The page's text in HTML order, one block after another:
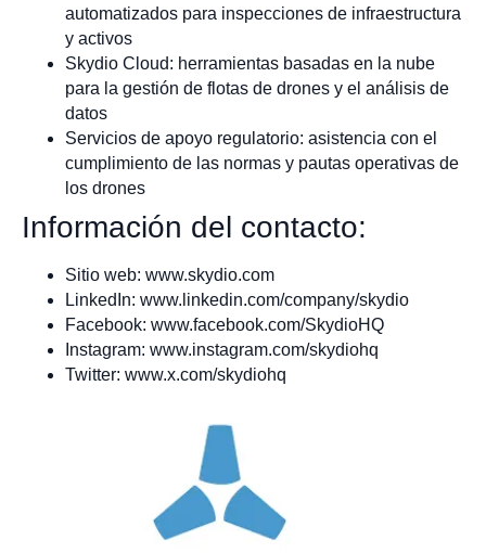
automatizados para inspecciones de infraestructura
y activos
Skydio Cloud: herramientas basadas en la nube
para la gestión de flotas de drones y el análisis de
datos
Servicios de apoyo regulatorio: asistencia con el
cumplimiento de las normas y pautas operativas de
los drones
Información del contacto:
Sitio web: www.skydio.com
LinkedIn: www.linkedin.com/company/skydio
Facebook: www.facebook.com/SkydioHQ
Instagram: www.instagram.com/skydiohq
Twitter: www.x.com/skydiohq